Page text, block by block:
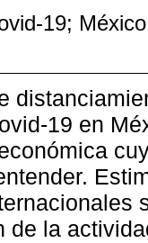
19;
19 en
de la